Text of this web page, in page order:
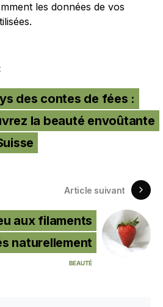
les données de vos
.
des contes de fées :
la beauté envoûtante
Article suivant
aux filaments
naturellement
BEAUTÉ